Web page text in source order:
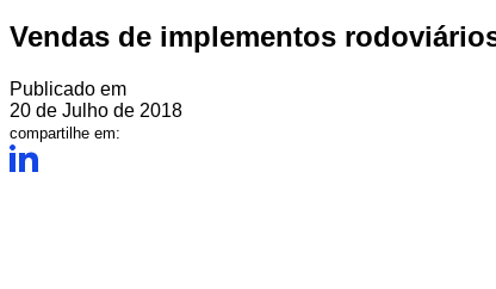
Vendas de implementos
Publicado em
20 de Julho de 2018
compartilhe em: